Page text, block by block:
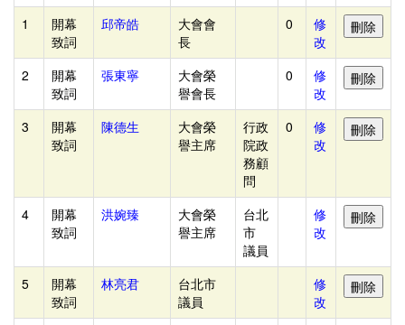
理
組
別
名
稱
管
評
審
排
管
1
開幕
致詞
邱帝皓
大會會
長
0
修
改
2
開幕
致詞
張東寧
大會榮
譽會長
0
修
改
3
開幕
致詞
陳德生
大會榮
譽主席
行政
院政
務顧
問
0
修
改
4
開幕
致詞
洪婉臻
大會榮
譽主席
台北
市
議員
修
改
5
開幕
致詞
林亮君
台北市
議員
修
改